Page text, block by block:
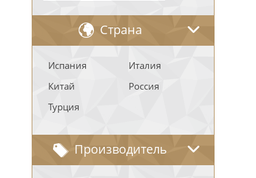
Страна
Испания
Италия
Китай
Россия
Турция
Производитель